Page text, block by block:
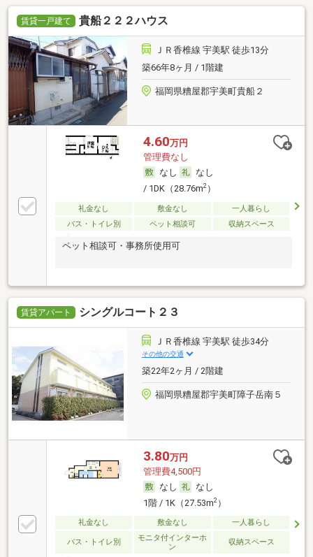
賃貸一戸建て 貴船２２２ハウス
ＪＲ香椎線 宇美駅 徒歩13分
築66年8ヶ月 / 1階建
福岡県糟屋郡宇美町貴船２
4.60万円
管理費なし
なし
なし
/ 1DK（28.76m2）
礼金なし 敷金なし
一人暮らし
バス・トイレ別
ペット相談可 収納スペース
ペット相談可・事務所使用可
賃貸アパート シングルコート２３
ＪＲ香椎線 宇美駅 徒歩34分
その他の交通
築22年2ヶ月 / 2階建
福岡県糟屋郡宇美町障子岳南５
3.80万円
管理費4,500円
なし
なし
1階 / 1K（27.53m2）
礼金なし 敷金なし 一人暮らし
バス・トイレ別
モニタ付インターホ
ン
収納スペース